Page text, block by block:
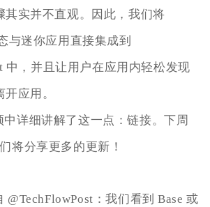
其实并不直观。因此，我们将
与迷你应用直接集成到
中，并且让用户在应用内轻松发现
应用。
中详细讲解了这一点：链接。下周
将分享更多的更新！
@TechFlowPost：我们看到 Base 或